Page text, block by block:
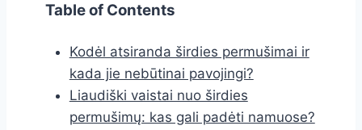
Table of Contents
Kodėl atsiranda širdies permušimai ir
kada jie nebūtinai pavojingi?
Liaudiški vaistai nuo širdies
permušimų: kas gali padėti namuose?